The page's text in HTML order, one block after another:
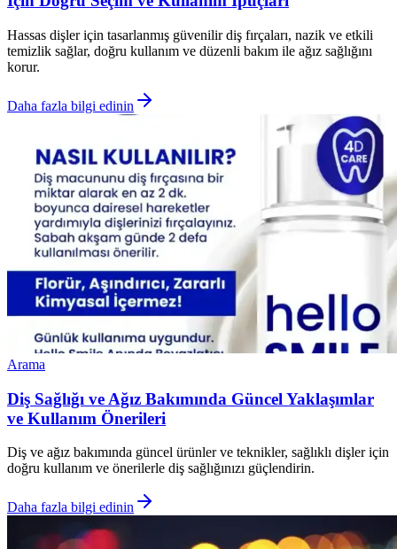
Hassas dişler için tasarlanmış güvenilir diş fırçaları, nazik ve etkili
temizlik sağlar, doğru kullanım ve düzenli bakım ile ağız sağlığını
korur.
Daha fazla bilgi edinin
Arama
Diş Sağlığı ve Ağız Bakımında Güncel Yaklaşımlar
ve Kullanım Önerileri
Diş ve ağız bakımında güncel ürünler ve teknikler, sağlıklı dişler için
doğru kullanım ve önerilerle diş sağlığınızı güçlendirin.
Daha fazla bilgi edinin